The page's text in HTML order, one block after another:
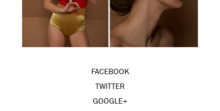
FACEBOOK
TWITTER
GOOGLE+